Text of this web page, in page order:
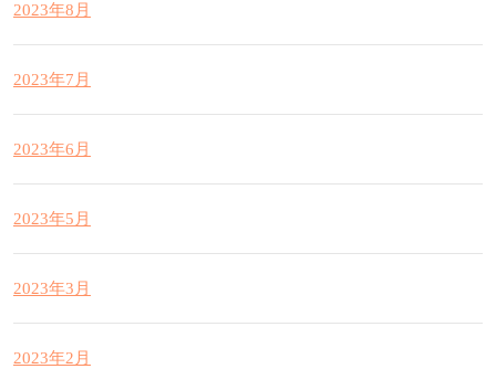
2023年8月
2023年7月
2023年6月
2023年5月
2023年3月
2023年2月